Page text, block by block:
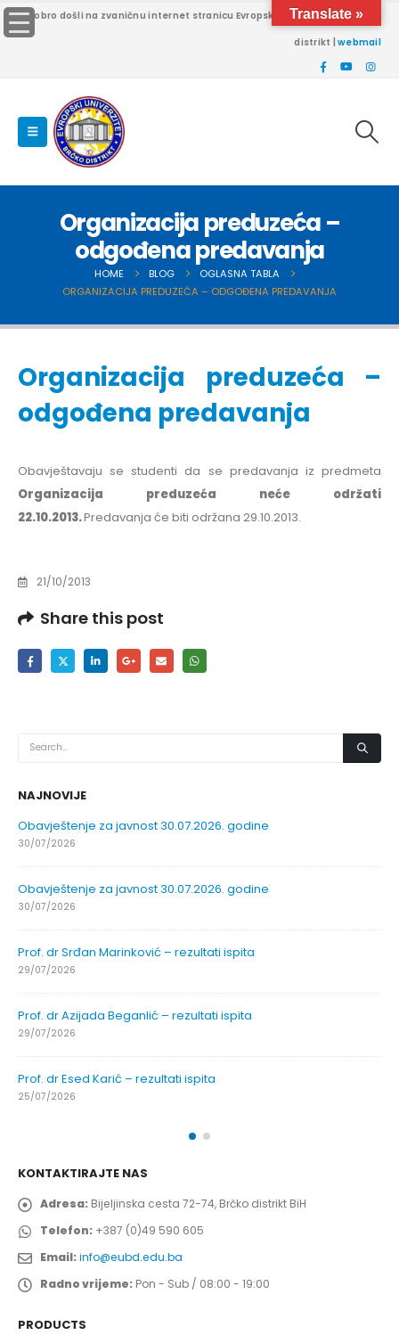
Dobro došli na zvaničnu internet stranicu Evropskog univerziteta Brčko
distrikt |webmail
Organizacija preduzeća –
odgođena predavanja
HOME BLOG
OGLASNA TABLA
ORGANIZACIJA PREDUZEĆA – ODGOĐENA PREDAVANJA
Organizacija preduzeća –
odgođena predavanja
Obavještavaju se studenti da se predavanja iz predmeta
Organizacija preduzeća neće održati
22.10.2013.Predavanja će biti održana 29.10.2013.
21/10/2013
Share this post
NAJNOVIJE
Obavještenje za javnost 30.07.2026. godine
30/07/2026
Obavještenje za javnost 30.07.2026. godine
30/07/2026
Prof. dr Srđan Marinković – rezultati ispita
29/07/2026
Prof. dr Azijada Beganlić – rezultati ispita
29/07/2026
Prof. dr Esed Karić – rezultati ispita
25/07/2026
KONTAKTIRAJTE NAS
Adresa: Bijeljinska cesta 72-74, Brčko distrikt BiH
Telefon: +387 (0)49 590 605
Email:info@eubd.edu.ba
Radno vrijeme: Pon - Sub / 08:00 - 19:00
PRODUCTS
Translate »